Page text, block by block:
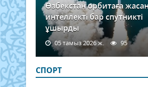
Өзбекстан орбитаға
интеллекті бар спутникті
ұшырды
05 тамыз 2026 ж. 95
СПОРТ